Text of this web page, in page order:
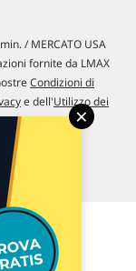
/ MERCATO USA
fornite da LMAX
Condizioni di
e dell'Utilizzo dei
×